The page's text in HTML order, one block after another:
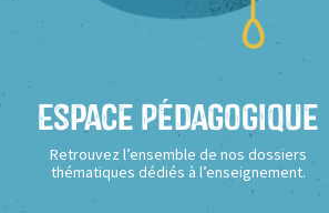
Espace Pédagogique
Retrouvez l’ensemble de nos dossiers
thématiques dédiés à l’enseignement.